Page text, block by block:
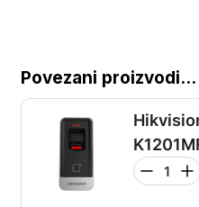
Povezani proizvodi...